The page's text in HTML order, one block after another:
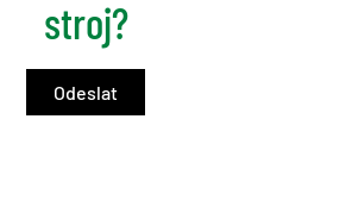
stroj?